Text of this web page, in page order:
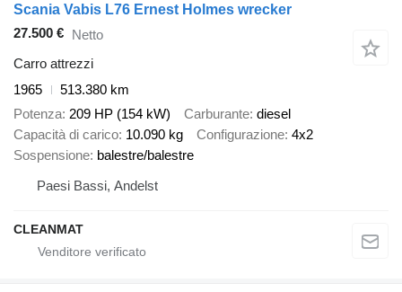
Scania Vabis L76 Ernest Holmes wrecker
27.500 € Netto
Carro attrezzi
1965
513.380 km
Potenza 209 HP (154 kW) Carburante diesel
Capacità di carico 10.090 kg Configurazione 4x2
Sospensione balestre/balestre
Paesi Bassi, Andelst
CLEANMAT